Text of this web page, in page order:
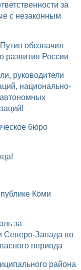
с незаконным
развития России
национально-
Северо-Запада во
периода